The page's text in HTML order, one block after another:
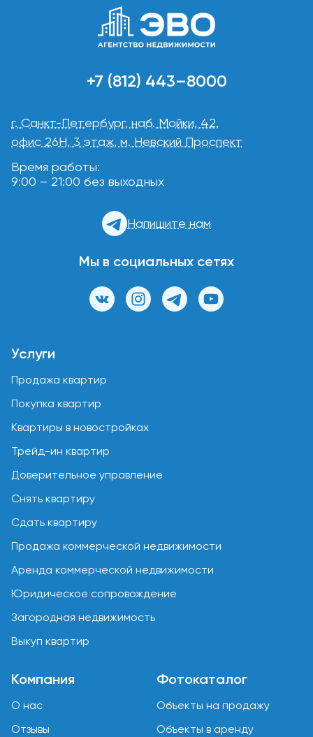
+7 (812) 443–8000
г. Санкт-Петербург, наб. Мойки, 42,
офис 26Н, 3 этаж, м. Невский Проспект
Время работы:
9:00 – 21:00 без выходных
Напишите нам
Мы в социальных сетях
Услуги
Продажа квартир
Покупка квартир
Квартиры в новостройках
Трейд-ин квартир
Доверительное управление
Снять квартиру
Сдать квартиру
Продажа коммерческой недвижимости
Аренда коммерческой недвижимости
Юридическое сопровождение
Загородная недвижимость
Выкуп квартир
Компания
О нас
Отзывы
Фотокаталог
Объекты на продажу
Объекты в аренду